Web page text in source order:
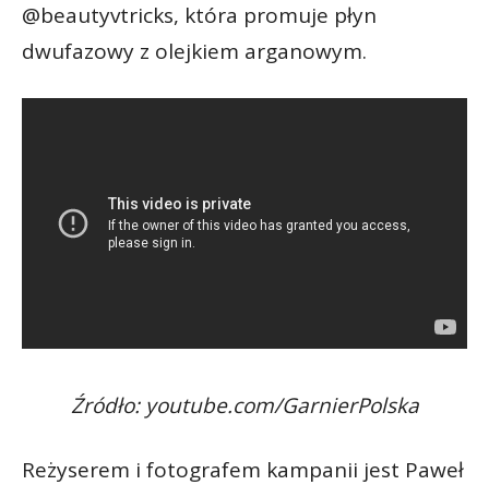
@beautyvtricks, która promuje płyn
dwufazowy z olejkiem arganowym.
Źródło: youtube.com/GarnierPolska
Reżyserem i fotografem kampanii jest Paweł